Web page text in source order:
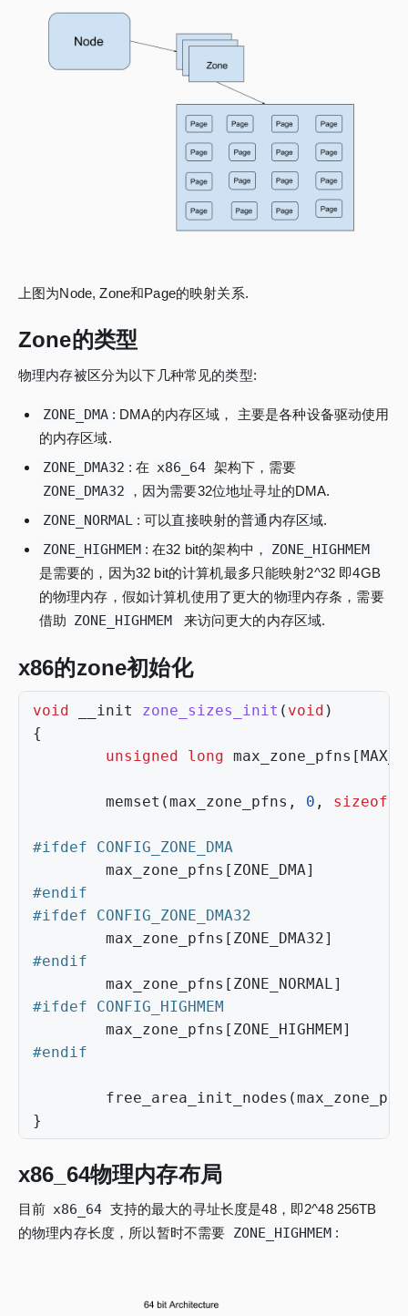
上图为Node, Zone和Page的映射关系.
Zone的类型
物理内存被区分为以下几种常见的类型:
ZONE_DMA : DMA的内存区域， 主要是各种设备驱动使用
的内存区域.
ZONE_DMA32 : 在 x86_64 架构下，需要
ZONE_DMA32 ，因为需要32位地址寻址的DMA.
ZONE_NORMAL : 可以直接映射的普通内存区域.
ZONE_HIGHMEM : 在32 bit的架构中， ZONE_HIGHMEM
是需要的，因为32 bit的计算机最多只能映射2^32 即4GB
的物理内存，假如计算机使用了更大的物理内存条，需要
借助 ZONE_HIGHMEM 来访问更大的内存区域.
x86的zone初始化
void __init zone_sizes_init ( void )
{
unsigned
long max_zone_pfns [
memset (max_zone_pfns , 0 , sizeof
max_zone_pfns [ ZONE_DMA]
max_zone_pfns [ ZONE_DMA32]
max_zone_pfns [ ZONE_NORMAL ]
max_zone_pfns [ ZONE_HIGHMEM]
free_area_init_nodes (
}
x86_64物理内存布局
目前 x86_64 支持的最大的寻址长度是48，即2^48 256TB
的物理内存长度，所以暂时不需要 ZONE_HIGHMEM :